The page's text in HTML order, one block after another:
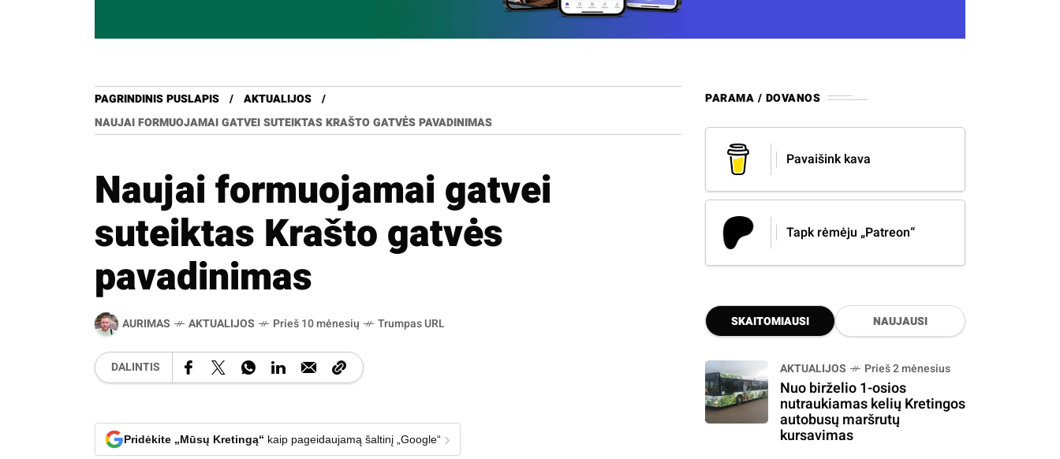
PAGRINDINIS PUSLAPIS
AKTUALIJOS
NAUJAI FORMUOJAMAI GATVEI SUTEIKTAS KRAŠTO GATVĖS PAVADINIMAS
Naujai formuojamai gatvei
suteiktas Krašto gatvės
pavadinimas
AURIMAS AKTUALIJOS Prieš 10 mėnesių Trumpas URL
DALINTIS
Pridėkite „Mūsų Kretingą“ kaip pageidaujamą šaltinį „Google“ ›
PARAMA / DOVANOS
Pavaišink kava
Tapk rėmėju „Patreon“
SKAITOMIAUSI NAUJAUSI
AKTUALIJOS Prieš 2 mėnesius
Nuo birželio 1-osios
nutraukiamas kelių Kretingos
autobusų maršrutų
kursavimas